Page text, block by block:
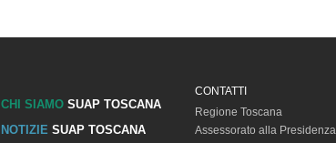
CHI SIAMOSUAP TOSCANA
NOTIZIE SUAP TOSCANA
CONTATTI
Regione Toscana
Assessorato alla Presidenza